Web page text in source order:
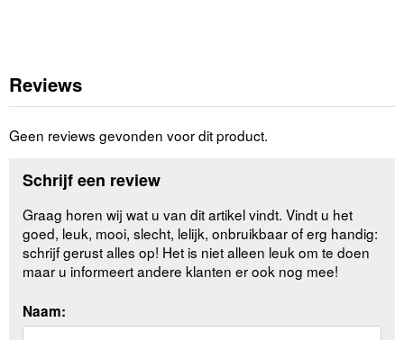
Reviews
Geen reviews gevonden voor dit product.
Schrijf een review
Graag horen wij wat u van dit artikel vindt. Vindt u het
goed, leuk, mooi, slecht, lelijk, onbruikbaar of erg handig:
schrijf gerust alles op! Het is niet alleen leuk om te doen
maar u informeert andere klanten er ook nog mee!
Naam: